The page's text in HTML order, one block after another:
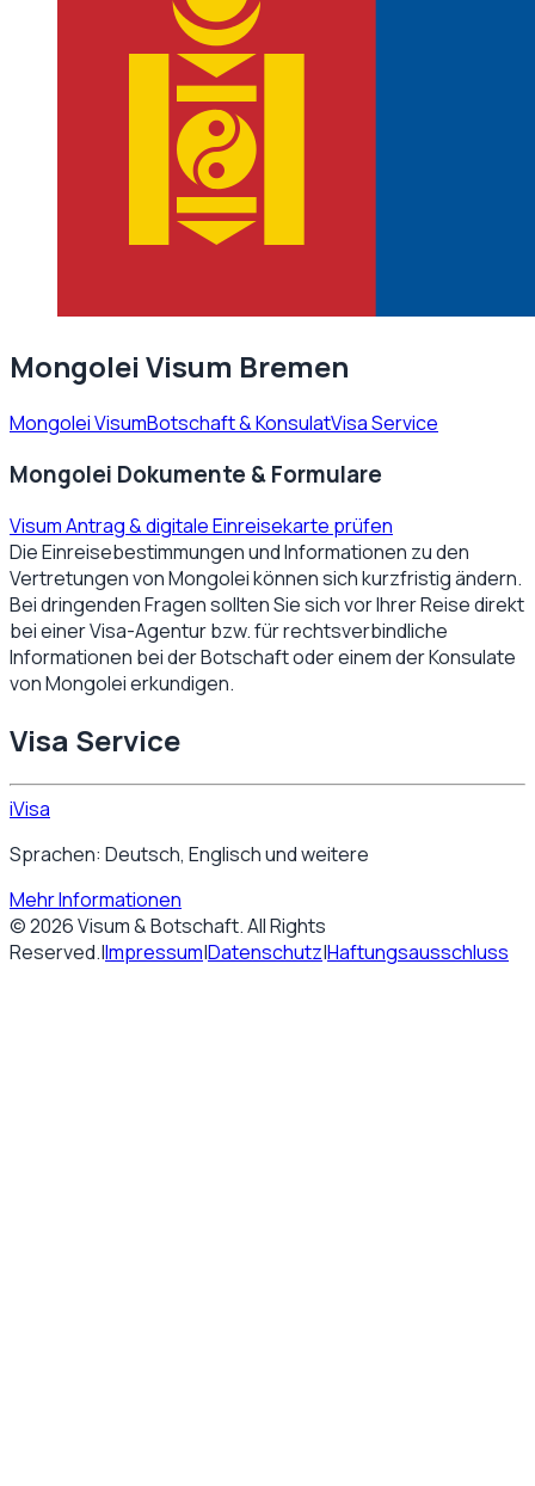
Mongolei Visum Bremen
Mongolei VisumBotschaft & KonsulatVisa Service
Mongolei Dokumente & Formulare
Visum Antrag & digitale Einreisekarte prüfen
Die Einreisebestimmungen und Informationen zu den
Vertretungen vonMongoleikönnen sich kurzfristig ändern.
Bei dringenden Fragen sollten Sie sich vor Ihrer Reise direkt
bei einer Visa-Agentur bzw. für rechtsverbindliche
Informationen bei der Botschaft oder einem der Konsulate
vonMongoleierkundigen.
Visa Service
iVisa
Sprachen: Deutsch, Englisch und weitere
Mehr Informationen
©2026Visum & Botschaft. All Rights
Reserved.|Impressum|Datenschutz|Haftungsausschluss